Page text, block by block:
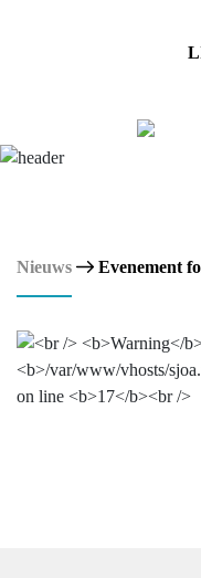
Nieuws Evenement